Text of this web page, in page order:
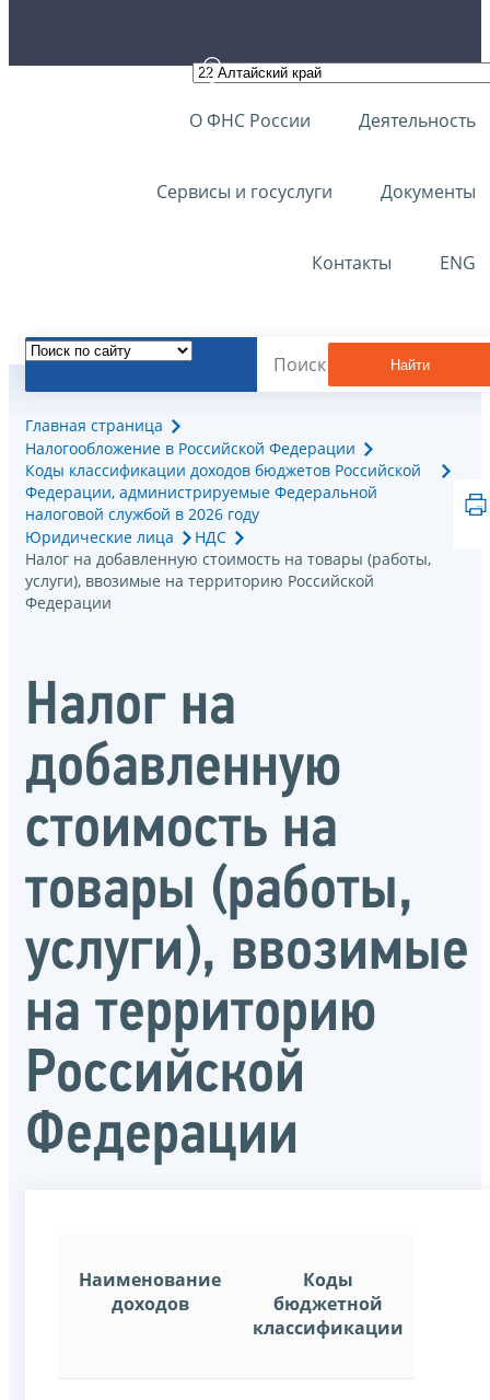
О ФНС России Деятельность
Сервисы и госуслуги Документы
Контакты ENG
Найти
Главная страница
Налогообложение в Российской Федерации
Коды классификации доходов бюджетов Российской
Федерации, администрируемые Федеральной
налоговой службой в 2026 году
Юридические лица
НДС
Налог на добавленную стоимость на товары (работы,
услуги), ввозимые на территорию Российской
Федерации
Налог на
добавленную
стоимость на
товары (работы,
услуги), ввозимые
на территорию
Российской
Федерации
Наименование
доходов
Коды
бюджетной
классификации